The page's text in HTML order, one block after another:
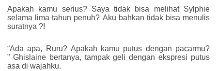
Apakah kamu serius? Saya tidak bisa melihat Sylphie
selama lima tahun penuh? Aku bahkan tidak bisa menulis
suratnya ?!
“Ada apa, Ruru? Apakah kamu putus dengan pacarmu?
” Ghislaine bertanya, tampak geli dengan ekspresi putus
asa di wajahku.